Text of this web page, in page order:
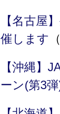
【名古屋
催します
【沖縄】
ーン(第3